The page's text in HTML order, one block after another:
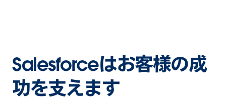
Salesforceはお客様の成
功を支えます